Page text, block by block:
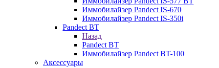
Иммобилайзер Pandect IS-670
Иммобилайзер Pandect IS-350i
Pandect BT
Назад
Pandect BT
Иммобилайзер Pandect BT-100
Аксессуары